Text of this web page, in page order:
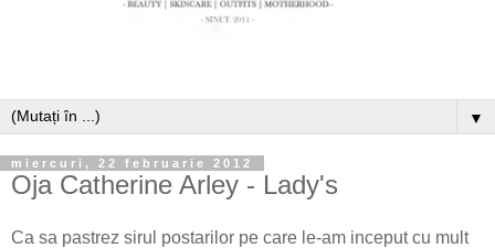
▼
miercuri, 22 februarie 2012
Oja Catherine Arley - Lady's
Ca sa pastrez sirul postarilor pe care le-am inceput cu mult